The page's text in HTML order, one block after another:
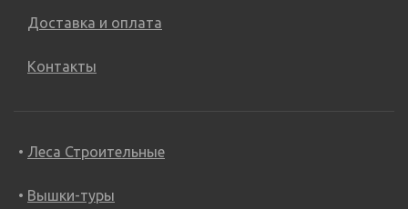
Доставка и оплата
Контакты
Леса Строительные
Вышки-туры